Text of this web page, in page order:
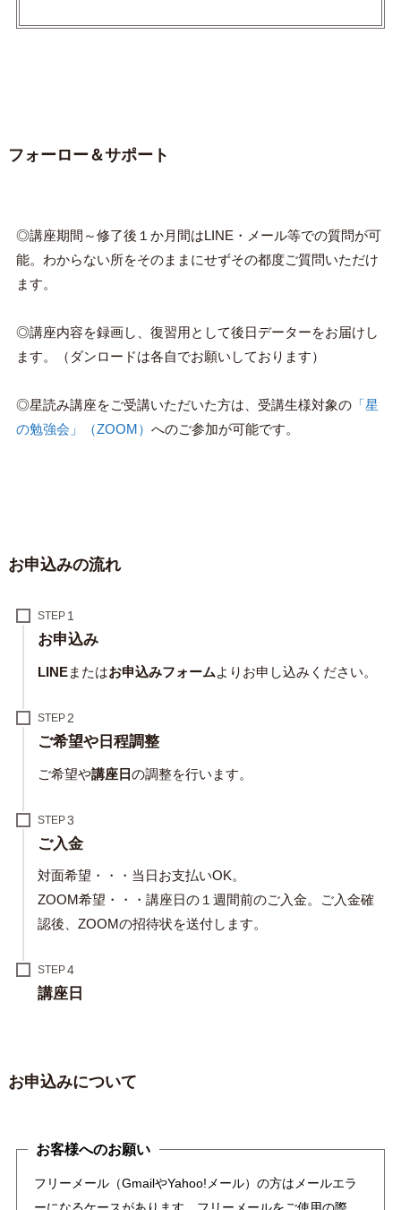
フォーロー＆サポート
◎講座期間～修了後１か月間はLINE・メール等での質問が可
能。わからない所をそのままにせずその都度ご質問いただけ
ます。
◎講座内容を録画し、復習用として後日データーをお届けし
ます。（ダンロードは各自でお願いしております）
◎星読み講座をご受講いただいた方は、受講生様対象の「星
の勉強会」（ZOOM） へのご参加が可能です。
お申込みの流れ
STEP
お申込み
LINEまたはお申込みフォームよりお申し込みください。
STEP
ご希望や日程調整
ご希望や講座日の調整を行います。
STEP
ご入金
対面希望・・・当日お支払いOK。
ZOOM希望・・・講座日の１週間前のご入金。ご入金確
認後、ZOOMの招待状を送付します。
STEP
講座日
お申込みについて
お客様へのお願い
フリーメール（GmailやYahoo!メール）の方はメールエラ